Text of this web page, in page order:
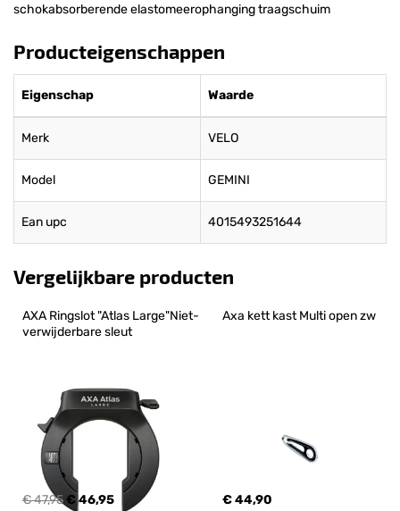
schokabsorberende elastomeerophanging traagschuim
Producteigenschappen
Eigenschap Waarde
Merk VELO
Model GEMINI
Ean upc 4015493251644
Vergelijkbare producten
AXA Ringslot "Atlas Large"Niet-
verwijderbare sleut
€ 47,95€ 46,95
Axa kett kast Multi open zw
€ 44,90